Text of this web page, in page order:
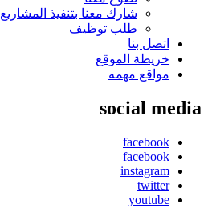
شارك معنا بتنفيذ المشاريع
طلب توظيف
اتصل بنا
خريطة الموقع
مواقع مهمه
social media
facebook
facebook
instagram
twitter
youtube